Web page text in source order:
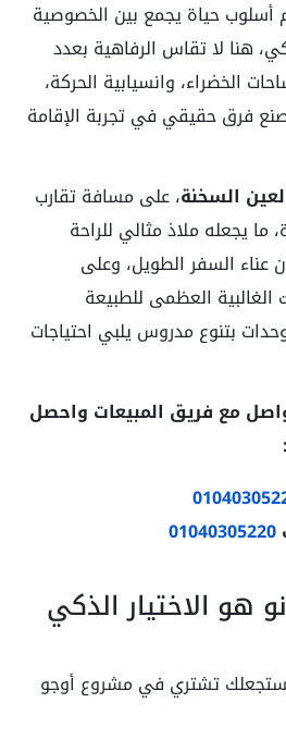
أسلوب حياة يجمع بين الخصوصية
هنا لا تقاس الرفاهية بعدد
الخضراء، وانسيابية الحركة،
فرق حقيقي في تجربة الإقامة
السخنة، على مسافة تقارب
يجعله ملاذ مثالي للراحة
عناء السفر الطويل، وعلى
الغالبية العظمى للطبيعة
بتنوع مدروس يلبي احتياجات
مع فريق المبيعات واحصل
01040305220
هو الاختيار الذكي
ستجعلك تشتري في مشروع أوجو